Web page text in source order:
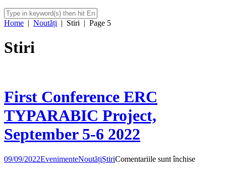
Home | Noutăți | Stiri | Page 5
Stiri
First Conference ERC
TYPARABIC Project,
September 5-6 2022
09/09/2022EvenimenteNoutățiȘtiriComentariile sunt închisepentru